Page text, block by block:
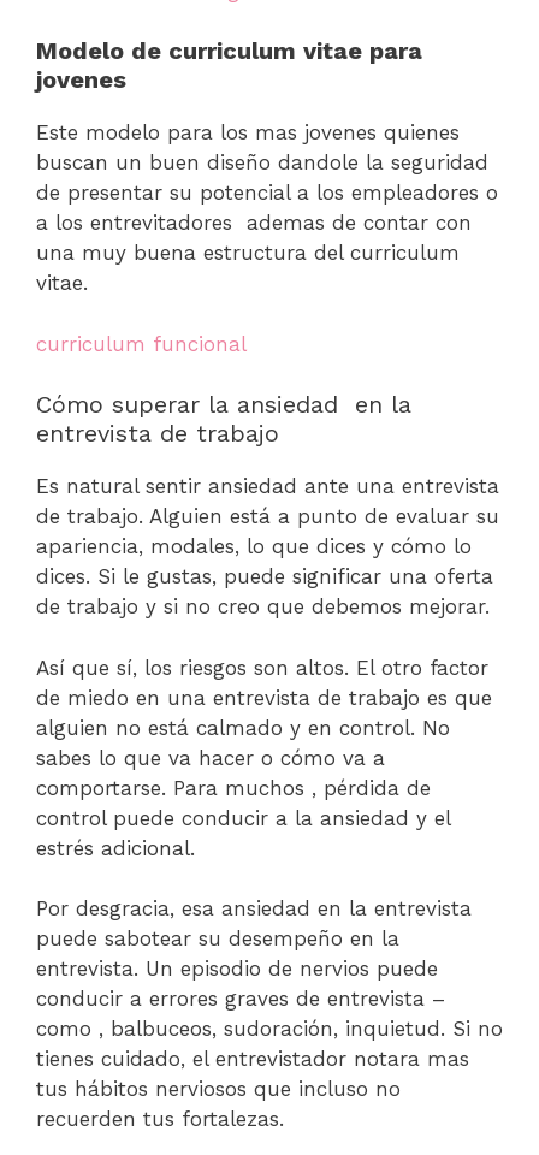
Modelo de curriculum vitae para
jovenes
Este modelo para los mas jovenes quienes
buscan un buen diseño dandole la seguridad
de presentar su potencial a los empleadores o
a los entrevitadores ademas de contar con
una muy buena estructura del curriculum
vitae.
curriculum funcional
Cómo superar la ansiedad en la
entrevista de trabajo
Es natural sentir ansiedad ante una entrevista
de trabajo. Alguien está a punto de evaluar su
apariencia, modales, lo que dices y cómo lo
dices. Si le gustas, puede significar una oferta
de trabajo y si no creo que debemos mejorar.
Así que sí, los riesgos son altos. El otro factor
de miedo en una entrevista de trabajo es que
alguien no está calmado y en control. No
sabes lo que va hacer o cómo va a
comportarse. Para muchos , pérdida de
control puede conducir a la ansiedad y el
estrés adicional.
Por desgracia, esa ansiedad en la entrevista
puede sabotear su desempeño en la
entrevista. Un episodio de nervios puede
conducir a errores graves de entrevista –
como , balbuceos, sudoración, inquietud. Si no
tienes cuidado, el entrevistador notara mas
tus hábitos nerviosos que incluso no
recuerden tus fortalezas.